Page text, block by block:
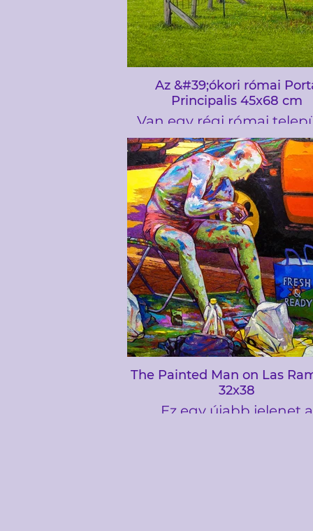
Az &#39;ókori római
Principalis 45x68 cm
Van egy régi római
Ambleside közelében, a
District-ben, a
elkerített területe a régi
Porta Principalis
Windermere-tóra néző
ajtóinak forgó
maradványa.
The Painted Man on Las
32x38
Ez egy újabb jelenet a